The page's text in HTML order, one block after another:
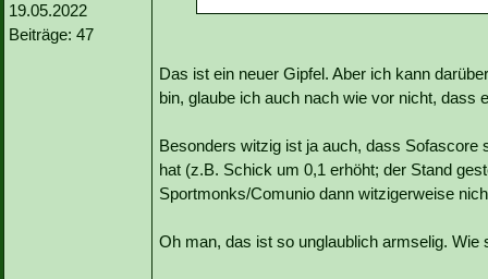
19.05.2022
Beiträge: 47
Das ist ein neuer Gipfel. Aber ich kann
bin, glaube ich auch nach wie vor nicht, dass
Besonders witzig ist ja auch, dass
hat (z.B. Schick um 0,1 erhöht; der Stand
Sportmonks/Comunio dann witzigerweise
Oh man, das ist so unglaublich armselig. Wie